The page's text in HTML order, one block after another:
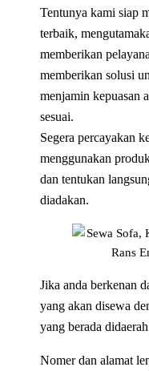
Tentunya kami siap
terbaik,
memberikan
memberikan solusi
menjamin kepuasan
sesuai.
Segera percayakan
menggunakan
dan tentukan
diadakan.
Jika anda berkenan
yang akan disewa
yang berada
Nomer dan alamat